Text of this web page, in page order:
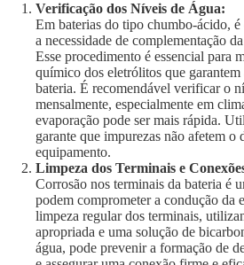
Verificação dos Níveis de Água:
Em baterias do tipo chumbo-ácido,
a necessidade de complementação
Esse procedimento é essencial para
químico dos eletrólitos que garantem
bateria. É recomendável verificar o
mensalmente, especialmente em
evaporação pode ser mais rápida.
garante que impurezas não afetem o
equipamento.
Limpeza dos Terminais e
Corrosão nos terminais da bateria é
podem comprometer a condução da
limpeza regular dos terminais,
apropriada e uma solução de
água, pode prevenir a formação de